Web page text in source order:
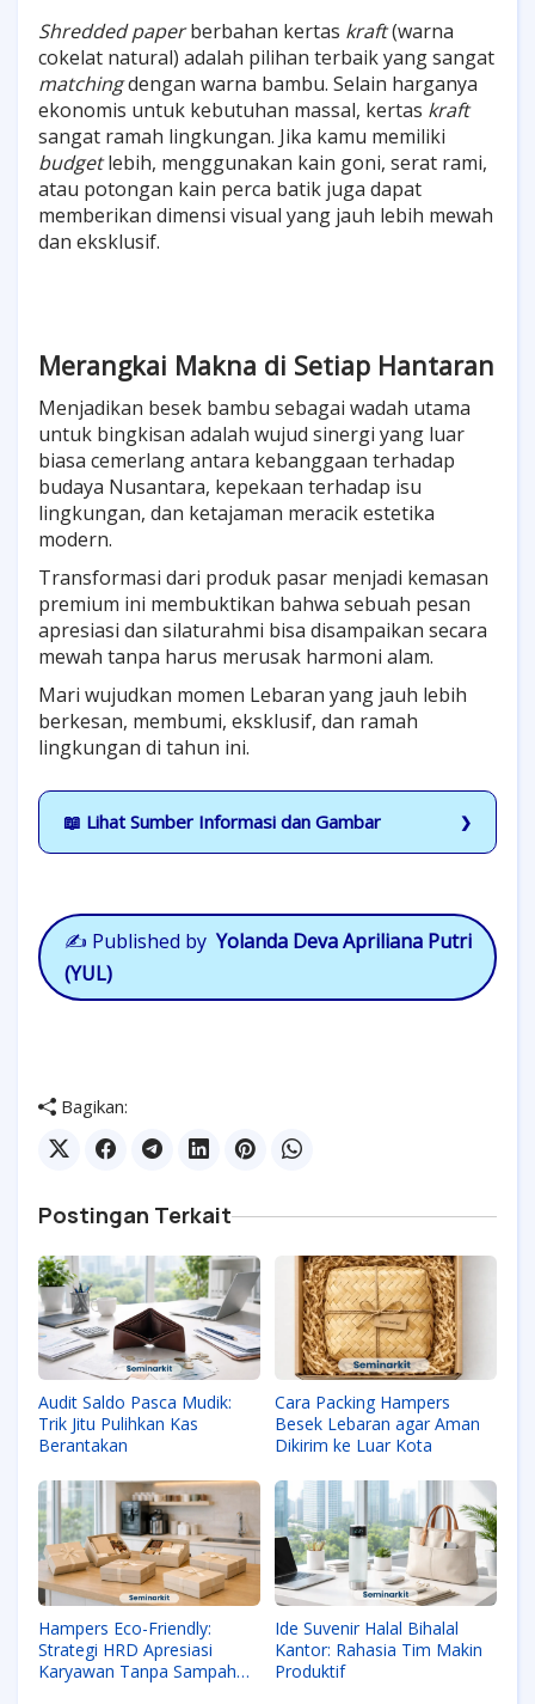
Shredded paperberbahan kertas kraft(warna
cokelat natural) adalah pilihan terbaik yang sangat
matchingdengan warna bambu. Selain harganya
ekonomis untuk kebutuhan massal, kertas kraft
sangat ramah lingkungan. Jika kamu memiliki
budgetlebih, menggunakan kain goni, serat rami,
atau potongan kain perca batik juga dapat
memberikan dimensi visual yang jauh lebih mewah
dan eksklusif.
Merangkai Makna di Setiap Hantaran
Menjadikan besek bambu sebagai wadah utama
untuk bingkisan adalah wujud sinergi yang luar
biasa cemerlang antara kebanggaan terhadap
budaya Nusantara, kepekaan terhadap isu
lingkungan, dan ketajaman meracik estetika
modern.
Transformasi dari produk pasar menjadi kemasan
premium ini membuktikan bahwa sebuah pesan
apresiasi dan silaturahmi bisa disampaikan secara
mewah tanpa harus merusak harmoni alam.
Mari wujudkan momen Lebaran yang jauh lebih
berkesan, membumi, eksklusif, dan ramah
lingkungan di tahun ini.
📖 Lihat Sumber Informasi dan Gambar
✍️ Published by Yolanda Deva Apriliana Putri
(YUL)
Bagikan:
Postingan Terkait
Audit Saldo Pasca Mudik:
Trik Jitu Pulihkan Kas
Berantakan
Cara Packing Hampers
Besek Lebaran agar Aman
Dikirim ke Luar Kota
Hampers Eco-Friendly:
Strategi HRD Apresiasi
Karyawan Tanpa Sampah
Ide Suvenir Halal Bihalal
Kantor: Rahasia Tim Makin
Produktif